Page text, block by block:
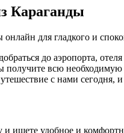
Караганды
онлайн для гладкого и
до аэропорта,
всю
с нами сегодня,
и ищете удобное и